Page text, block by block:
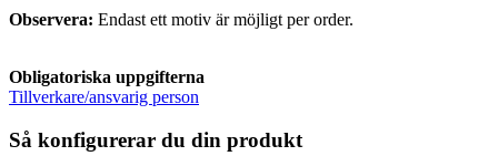
Observera: Endast ett motiv är möjligt per order.
Obligatoriska uppgifterna
Tillverkare/ansvarig person
Så konfigurerar du din produkt